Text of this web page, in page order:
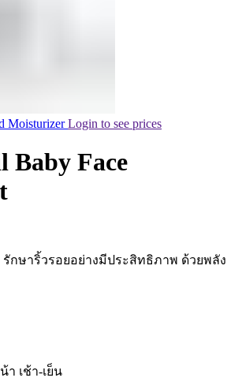
MoisturizerLogin to see prices
Baby Face
กษาริ้วรอยอย่างมีประสิทธิภาพ ด้วยพลัง
า เช้า-เย็น